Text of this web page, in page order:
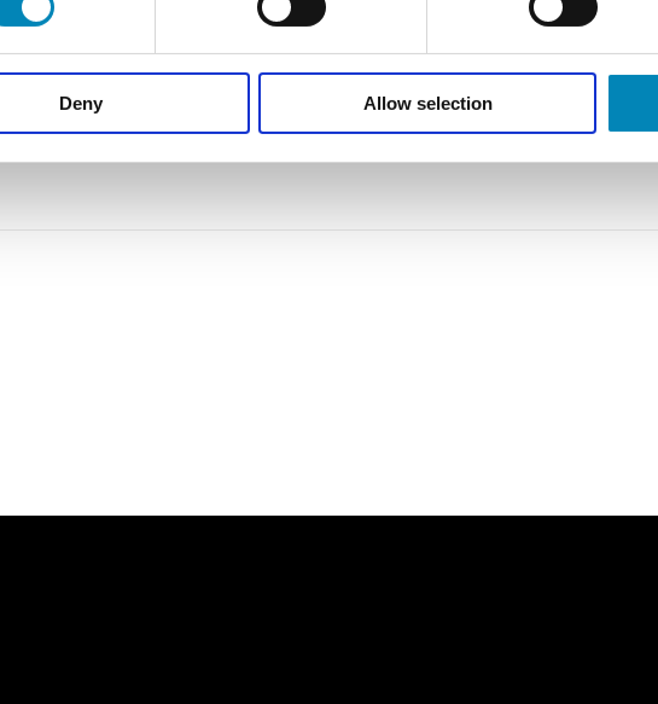
Deny Allow selection